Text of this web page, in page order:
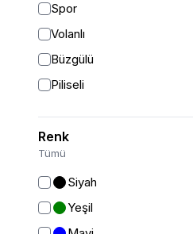
Ferace
Kap & Pardesü
Trençkot
Hırka
Spor
Volanlı
Büzgülü
Piliseli
Renk
Tümü
Siyah
Yeşil